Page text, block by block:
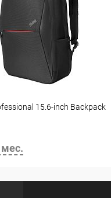
15.6-inch Backpack